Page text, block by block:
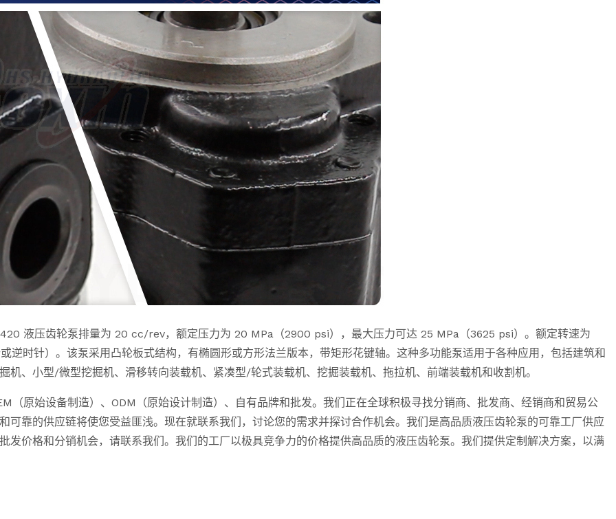
液压齿轮泵排量为 20 cc/rev，额定压力为 20 MPa（2900 psi），最大压力可达 25 MPa（3625 psi）。额定转速为
时针）。该泵采用凸轮板式结构，有椭圆形或方形法兰版本，带矩形花键轴。这种多功能泵适用于各种应用，包括建筑和
、小型/微型挖掘机、滑移转向装载机、紧凑型/轮式装载机、挖掘装载机、拖拉机、前端装载机和收割机。
（原始设备制造）、ODM（原始设计制造）、自有品牌和批发。我们正在全球积极寻找分销商、批发商、经销商和贸易公
可靠的供应链将使您受益匪浅。现在就联系我们，讨论您的需求并探讨合作机会。我们是高品质液压齿轮泵的可靠工厂供应
发价格和分销机会，请联系我们。我们的工厂以极具竞争力的价格提供高品质的液压齿轮泵。我们提供定制解决方案，以满